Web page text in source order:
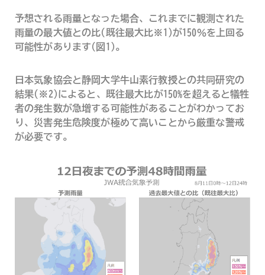
予想される雨量となった場合、これまでに観測された
雨量の最大値との比(既往最大比※1)が150％を上回る
可能性があります(図1)。
日本気象協会と静岡大学牛山素行教授との共同研究の
結果(※2)によると、既往最大比が150%を超えると犠牲
者の発生数が急増する可能性があることがわかってお
り、災害発生危険度が極めて高いことから厳重な警戒
が必要です。